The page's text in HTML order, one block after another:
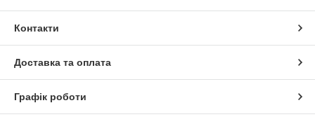
Контакти
Доставка та оплата
Графік роботи